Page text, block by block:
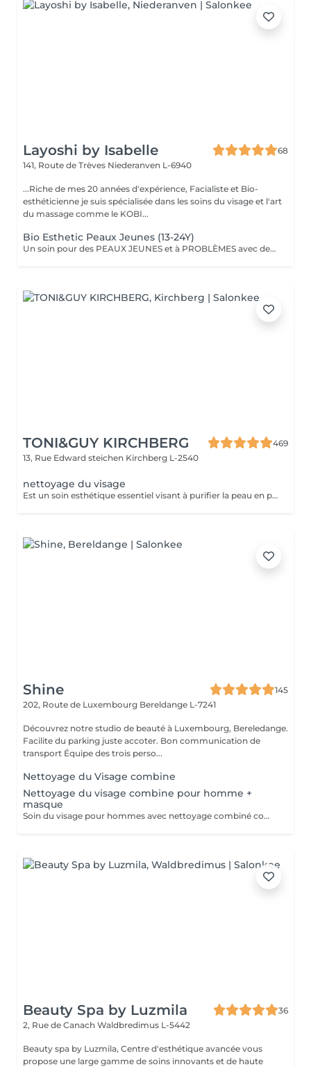
Layoshi by Isabelle
68
141, Route de Trèves Niederanven L-6940
...Riche de mes 20 années d'expérience, Facialiste et Bio-
esthéticienne je suis spécialisée dans les soins du visage et l'art
du massage comme le KOBI...
Bio Esthetic Peaux Jeunes (13-24Y)
Un soin pour des PEAUX JEUNES et à PROBLÈMES avec des produits 100% BIO (anti inflammatoire, calmant et cicatrisant). L'accent est mis sur le nettoyage avec désincrustation profonde des impuretés.
TONI&GUY KIRCHBERG
469
13, Rue Edward steichen Kirchberg L-2540
nettoyage du visage
Est un soin esthétique essentiel visant à purifier la peau en profondeur et a lui donner éclat et fraicheur
Shine
145
202, Route de Luxembourg Bereldange L-7241
Découvrez notre studio de beauté à Luxembourg, Bereledange.
Facilite du parking juste accoter. Bon communication de
transport Équipe des trois perso...
Nettoyage du Visage combine
Nettoyage du visage combine pour homme +
masque
Soin du visage pour hommes avec nettoyage combiné comprenant nettoyage en profondeur, exfoliation, extraction des impuretés, purification de la peau et application d'un masque adapté au type de peau. Le soin aide à éliminer les points noirs, l'excès de sébum et les cellules mortes, tout en hydratant et apaisant la peau. Idéal pour nettoyer la peau en profondeur, améliorer son apparence et retrouver une peau fraîche, propre et soignée.
Beauty Spa by Luzmila
36
2, Rue de Canach Waldbredimus L-5442
Beauty spa by Luzmila, Centre d'esthétique avancée vous
propose une large gamme de soins innovants et de haute